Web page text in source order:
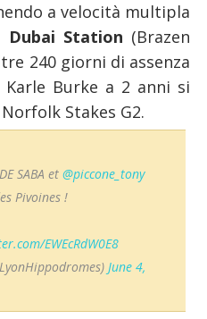
a velocità multipla
Dubai Station (Brazen
240 giorni di assenza
Burke a 2 anni si
Stakes G2.
SABA et @piccone_tony
Pivoines !
EWEcRdW0E8
June 4,